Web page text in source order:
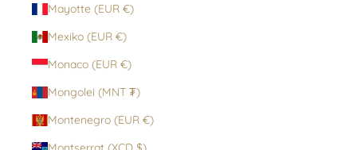
Mayotte (EUR €)
Mexiko (EUR €)
Monaco (EUR €)
Mongolei (MNT ₮)
Montenegro (EUR €)